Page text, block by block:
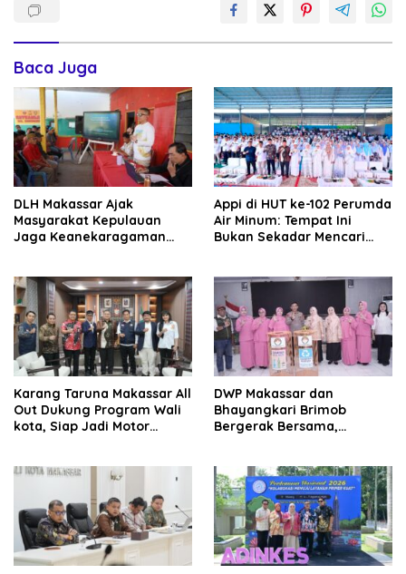
Baca Juga
DLH Makassar Ajak
Masyarakat Kepulauan
Jaga Keanekaragaman
Appi di HUT ke-102 Perumda
Air Minum: Tempat Ini
Bukan Sekadar Mencari
Karang Taruna Makassar All
Out Dukung Program Wali
kota, Siap Jadi Motor
DWP Makassar dan
Bhayangkari Brimob
Bergerak Bersama,
Bersih